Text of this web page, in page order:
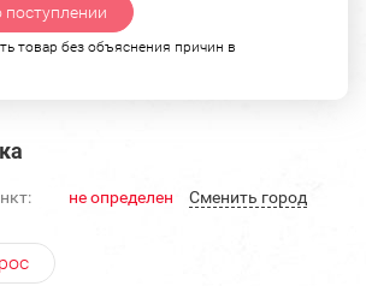
товар без объяснения причин в
не определен Cменить город